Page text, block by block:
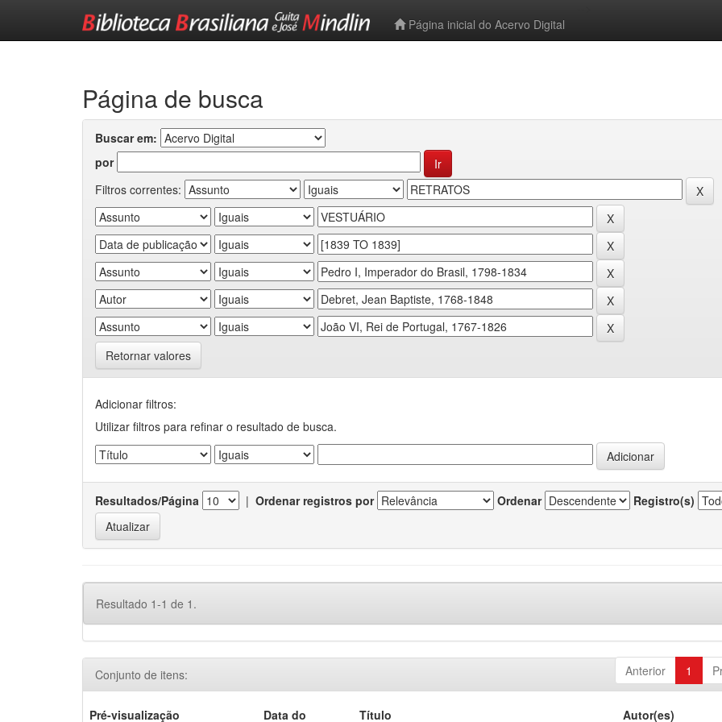
Página inicial do Acervo Digital
Página de busca
Buscar em:
por
Filtros correntes:
Retornar valores
Adicionar filtros:
Utilizar filtros para refinar o resultado de busca.
Resultados/Página | Ordenar registros por Ordenar Registro(s)
Resultado 1-1 de 1.
Anterior 1
Conjunto de itens:
Pré-visualização Data do Título Autor(es)